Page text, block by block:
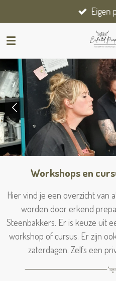
direct
naar
hoofdinhoud
Eigen
Op zoek
Workshops en
Hier vind je een overzicht van
worden door erkend
Steenbakkers. Er is keuze uit
workshop of cursus. Er zijn
zaterdagen. Zelfs een